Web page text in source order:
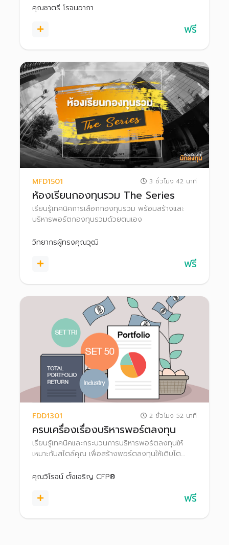
เพื่อสร้างพอร์ตลงทุนให้เติบโตอย่างยั่งยืน
คุณชาตรี โรจนอาภา
ฟรี
MFD1501 3 ชั่วโมง 42 นาที
ห้องเรียนกองทุนรวม The Series
เรียนรู้เทคนิคการเลือกกองทุนรวม พร้อมสร้างและ
บริหารพอร์ตกองทุนรวมด้วยตนเอง
วิทยากรผู้ทรงคุณวุฒิ
ฟรี
FDD1301 2 ชั่วโมง 52 นาที
ครบเครื่องเรื่องบริหารพอร์ตลงทุน
เรียนรู้เทคนิคและกระบวนการบริหารพอร์ตลงทุนให้
เหมาะกับสไตล์คุณ เพื่อสร้างพอร์ตลงทุนให้เติบโต
คุณวิโรจน์ ตั้งเจริญ CFP®
ฟรี